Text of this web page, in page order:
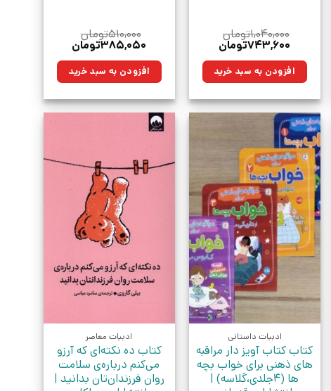
۱,۰۴۰,۰۰۰تومان
قیمت
۱,۰۴۰,۰۰۰تومان
بود.
۷۴۳,۶۰۰تومانقیمت
۷۴۳,۶۰۰تومان.افزودن به سبد خرید
۵۱۰,۰۰۰تومان
قیمت
۵۱۰,۰۰۰تومان
بود.
۳۸۵,۰۵۰تومانقیمت
۳۸۵,۰۵۰تومان.افزودن به سبد خرید
ادبیات داستانی
کتاب کتاب آویز دار مراقبه
های ذهنی برای خواب بچه
ها (4جلدی،گلاسه) |
ادبیات معاصر
کتاب ده نکته‌ای که آرزو
می‌کنم درباره‌ی سلامت
روان فرزندان‌تان بدانید |